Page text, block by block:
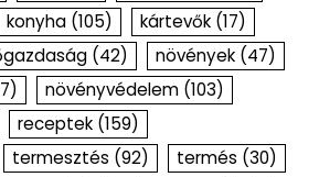
konyha (105) kártevők (17)
(42) növények (47)
növényvédelem (103)
receptek (159)
termesztés (92) termés (30)